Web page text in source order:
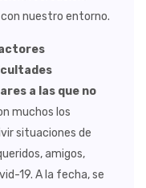
nuestro entorno.
a las que no
muchos los
situaciones de
amigos,
19. A la fecha, se